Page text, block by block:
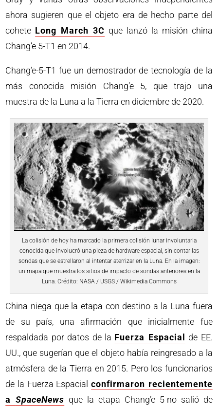
ahora sugieren que el objeto era de hecho parte del
cohete Long March 3C que lanzó la misión china
Chang’e 5-T1 en 2014.
Chang’e-5-T1 fue un demostrador de tecnología de la
más conocida misión Chang’e 5, que trajo una
muestra de la Luna a la Tierra en diciembre de 2020.
La colisión de hoy ha marcado la primera colisión lunar involuntaria
conocida que involucró una pieza de hardware espacial, sin contar las
sondas que se estrellaron al intentar aterrizar en la Luna. En la imagen:
un mapa que muestra los sitios de impacto de sondas anteriores en la
Luna. Crédito: NASA / USGS / Wikimedia Commons
China niega que la etapa con destino a la Luna fuera
de su país, una afirmación que inicialmente fue
respaldada por datos de la Fuerza Espacial de EE.
UU., que sugerían que el objeto había reingresado a la
atmósfera de la Tierra en 2015. Pero los funcionarios
de la Fuerza Espacialconfirmaron recientemente
aSpaceNews que la etapa Chang’e 5-no salió de